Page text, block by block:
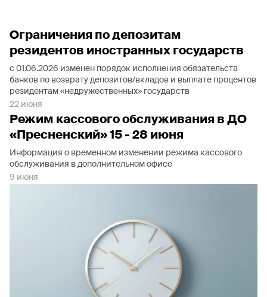
Ограничения по депозитам
резидентов иностранных государств
с 01.06.2026 изменен порядок исполнения обязательств
банков по возврату депозитов/вкладов и выплате процентов
резидентам «недружественных» государств
22 июня
Режим кассового обслуживания в ДО
«Пресненский» 15 - 28 июня
Информация о временном изменении режима кассового
обслуживания в дополнительном офисе
9 июня